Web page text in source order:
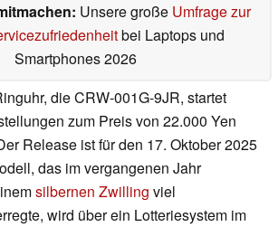
Unsere große Umfrage zur
bei Laptops und
Smartphones 2026
die CRW-001G-9JR, startet
zum Preis von 22.000 Yen
Release ist für den 17. Oktober 2025
das im vergangenen Jahr
silbernen Zwilling viel
wird über ein Lotteriesystem im